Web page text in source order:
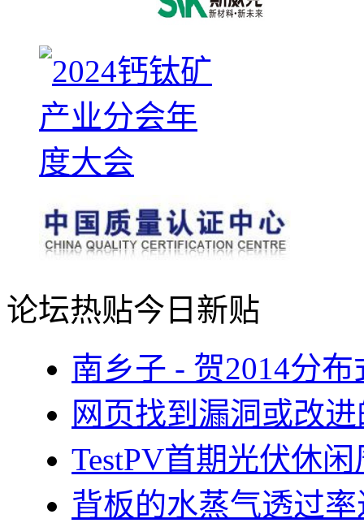
论坛热贴今日新贴
南乡子 - 贺2014分
网页找到漏洞或改
TestPV首期光伏休
背板的水蒸气透过